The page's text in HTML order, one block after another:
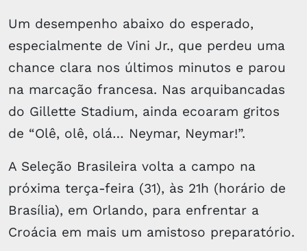
Um desempenho abaixo do esperado,
especialmente de Vini Jr., que perdeu uma
chance clara nos últimos minutos e parou
na marcação francesa. Nas arquibancadas
do Gillette Stadium, ainda ecoaram gritos
de “Olê, olê, olá… Neymar, Neymar!”.
A Seleção Brasileira volta a campo na
próxima terça-feira (31), às 21h (horário de
Brasília), em Orlando, para enfrentar a
Croácia em mais um amistoso preparatório.